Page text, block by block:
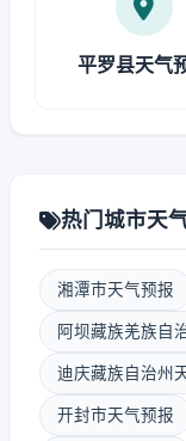
平罗县天气
热门城市天
湘潭市天气预报
阿坝藏族羌族自
迪庆藏族自治州
开封市天气预报